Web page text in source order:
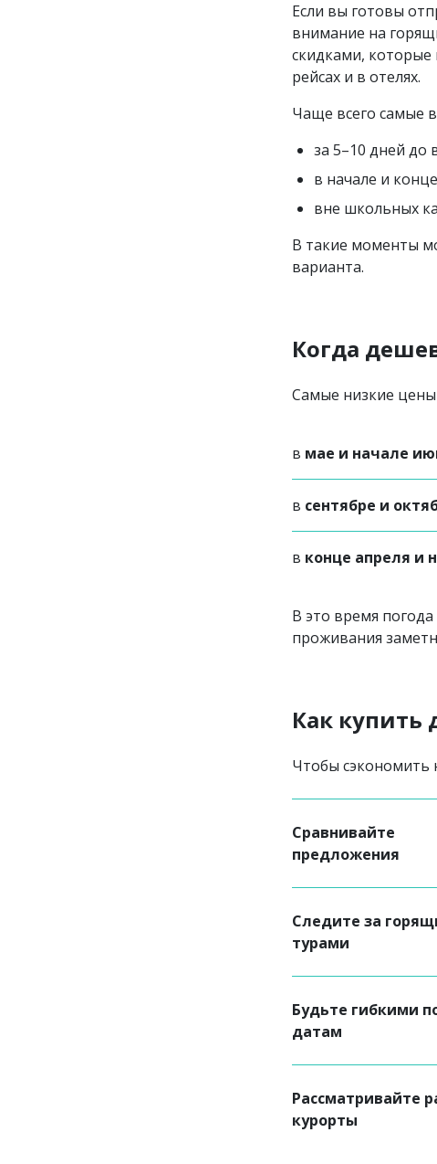
Если вы готовы
внимание на
скидками, которые
рейсах и в отелях.
Чаще всего самые
за 5–10 дней до
в начале и
вне школьных
В такие моменты
варианта.
Когда
Самые низкие
в мае и начале
в сентябре и
в конце апреля и
В это время
проживания
Как купить
Чтобы сэкономить
Сравнивайте
предложения
Следите за
турами
Будьте гибкими
датам
Рассматривайте
курорты